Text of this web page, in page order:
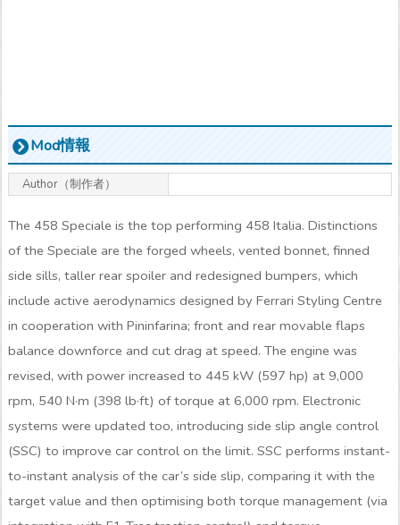
Mod情報
Author（制作者）
The 458 Speciale is the top performing 458 Italia. Distinctions
of the Speciale are the forged wheels, vented bonnet, finned
side sills, taller rear spoiler and redesigned bumpers, which
include active aerodynamics designed by Ferrari Styling Centre
in cooperation with Pininfarina; front and rear movable flaps
balance downforce and cut drag at speed. The engine was
revised, with power increased to 445 kW (597 hp) at 9,000
rpm, 540 N·m (398 lb·ft) of torque at 6,000 rpm. Electronic
systems were updated too, introducing side slip angle control
(SSC) to improve car control on the limit. SSC performs instant-
to-instant analysis of the car’s side slip, comparing it with the
target value and then optimising both torque management (via